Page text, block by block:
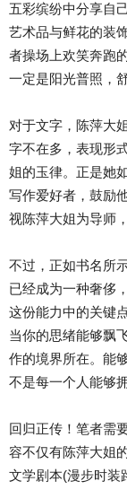
五彩缤纷中分享自
艺术品与鲜花的装
者操场上欢笑奔跑
一定是阳光普照，
对于文字，陈萍大
字不在多，表现形
姐的玉律。正是她
写作爱好者，鼓励
视陈萍大姐为导师
不过，正如书名所
已经成为一种奢侈
这份能力中的关键
当你的思绪能够飘
作的境界所在。能
不是每一个人能够
回归正传！笔者需
容不仅有陈萍大姐
文学剧本(漫步时装